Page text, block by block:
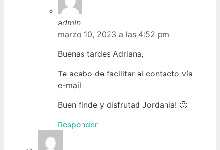
admin
marzo 10, 2023 a las 4:52 pm
Buenas tardes Adriana,
Te acabo de facilitar el contacto vía
e-mail.
Buen finde y disfrutad Jordania! 🙂
Responder